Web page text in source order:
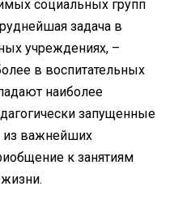
социальных групп
задача в
учреждениях, –
в воспитательных
наиболее
запущенные
из важнейших
к занятиям